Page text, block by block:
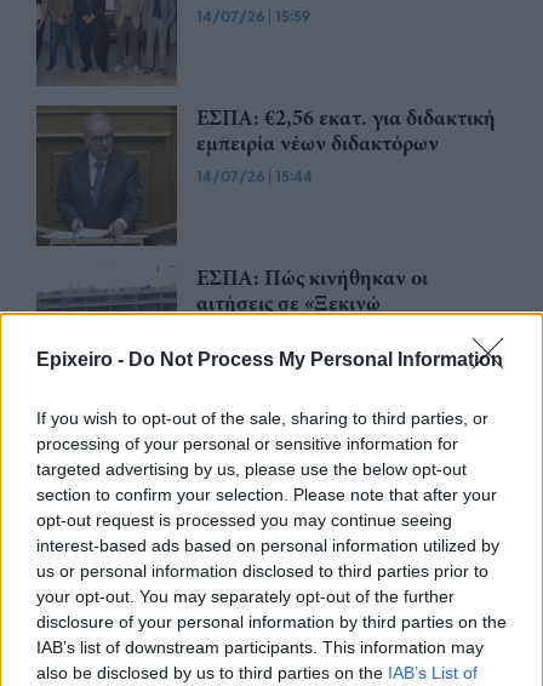
Epixeiro - Do Not Process My Personal Information
If you wish to opt-out of the sale, sharing to third parties, or
processing of your personal or sensitive information for
targeted advertising by us, please use the below opt-out
section to confirm your selection. Please note that after your
opt-out request is processed you may continue seeing
interest-based ads based on personal information utilized by
us or personal information disclosed to third parties prior to
your opt-out. You may separately opt-out of the further
disclosure of your personal information by third parties on the
IAB’s list of downstream participants. This information may
also be disclosed by us to third parties on the IAB’s List of
14/07/26 | 15:59
ΕΣΠΑ: €2,56 εκατ. για διδακτική
εμπειρία νέων διδακτόρων
14/07/26 | 15:44
ΕΣΠΑ: Πώς κινήθηκαν οι
αιτήσεις σε «Ξεκινώ
στην Ελλάδα»
Startup χρηματοδοτήσεις: Νέο
εργαλείο αποκαλύπτει πού
κατευθύνονται τα ευρωπαϊκά
κεφάλαια
03/07/26|11:53
«Ξεκινώ Επιχειρηματικά»:
Επιδότηση έως €36.000 για
πτυχιούχους
|